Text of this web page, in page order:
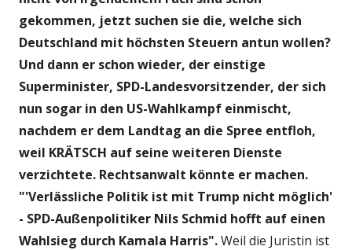
gekommen, jetzt suchen sie die, welche sich
Deutschland mit höchsten Steuern antun wollen?
Und dann er schon wieder, der einstige
Superminister, SPD-Landesvorsitzender, der sich
nun sogar in den US-Wahlkampf einmischt,
nachdem er dem Landtag an die Spree entfloh,
weil KRÄTSCH auf seine weiteren Dienste
verzichtete. Rechtsanwalt könnte er machen.
"'Verlässliche Politik ist mit Trump nicht möglich'
- SPD-Außenpolitiker Nils Schmid hofft auf einen
Wahlsieg durch Kamala Harris".Weil die Juristin ist